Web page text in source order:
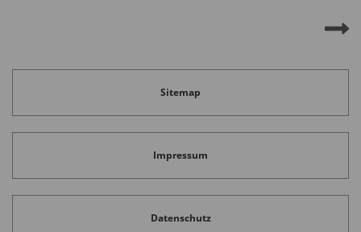
Sitemap
Impressum
Datenschutz